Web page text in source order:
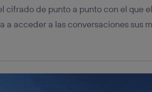
cifrado de punto a punto con el que
a acceder a las conversaciones sus